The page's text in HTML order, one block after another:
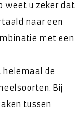
weet u zeker dat
naar een
met een
helemaal de
Bij
tussen